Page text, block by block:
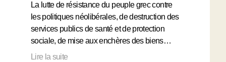
La lutte de résistance du peuple grec contre
les politiques néolibérales, de destruction des
services publics de santé et de protection
sociale, de mise aux enchères des biens…
Lire la suite